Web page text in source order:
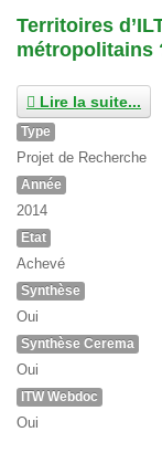
Territoires
métropolitains
Lire la suite...
Type
Projet de Recherche
Année
2014
Etat
Achevé
Synthèse
Oui
Synthèse Cerema
Oui
ITW Webdoc
Oui